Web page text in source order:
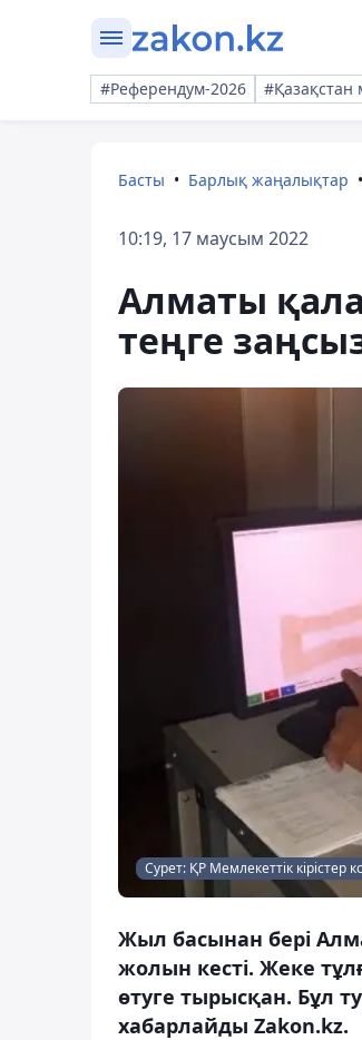
#Референдум-2026
Басты Барлық жаңалықтар
10:19, 17 маусым 2022
Алматы
теңге
Сурет: ҚР Мемлекеттік кірістер
Жыл басынан бері
жолын кесті. Жеке
өтуге тырысқан. Бұл
хабарлайды Zakon.kz.